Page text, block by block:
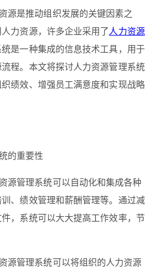
源是推动组织发展的关键因素之
力资源，许多企业采用了 人力资源
是一种集成的信息技术工具，用于
程。本文将探讨人力资源管理系统
绩效、增强员工满意度和实现战略
的重要性
源管理系统可以自动化和集成各种
、绩效管理和薪酬管理等。通过减
，系统可以大大提高工作效率，节
源管理系统可以将组织的人力资源